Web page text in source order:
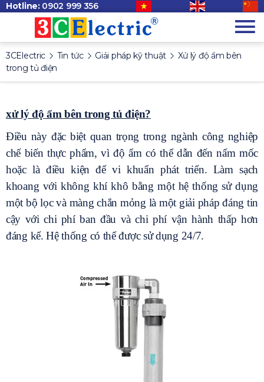
Hotline: 0902 999 356
3CElectric Tin tức Giải pháp kỹ thuật
Xử lý độ ẩm bên
trong tủ điện
xử lý độ ẩm bên trong tủ điện?
Điều này đặc biệt quan trọng trong ngành công nghiệp
chế biến thực phẩm, vì độ ẩm có thể dẫn đến nấm mốc
hoặc là điều kiện để vi khuẩn phát triển. Làm sạch
khoang với không khí khô bằng một hệ thống sử dụng
một bộ lọc và màng chắn mỏng là một giải pháp đáng tin
cậy với chi phí ban đầu và chi phí vận hành thấp hơn
đáng kể. Hệ thống có thể được sử dụng 24/7.